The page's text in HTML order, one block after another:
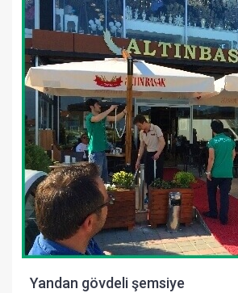
Yandan gövdeli şemsiye